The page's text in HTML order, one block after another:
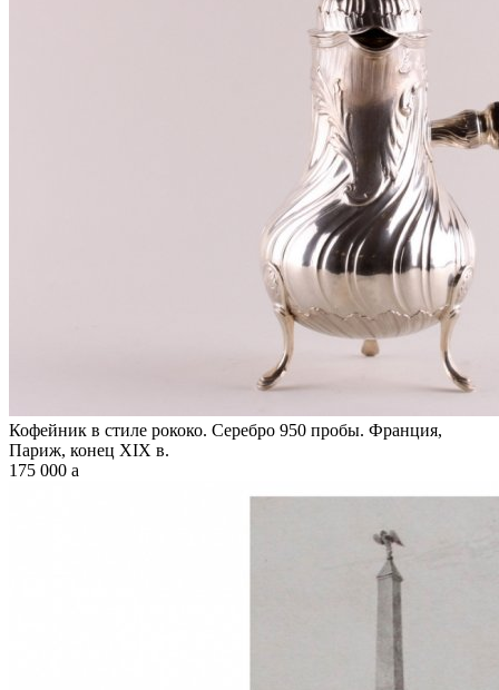
Кофейник в стиле рококо. Серебро 950 пробы. Франция,
Париж, конец XIX в.
175 000 a